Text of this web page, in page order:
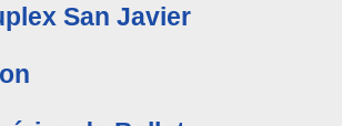
San Javier